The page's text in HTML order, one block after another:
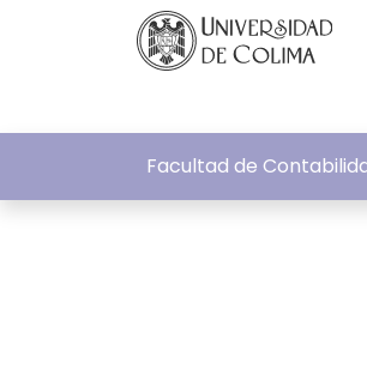
Facultad de